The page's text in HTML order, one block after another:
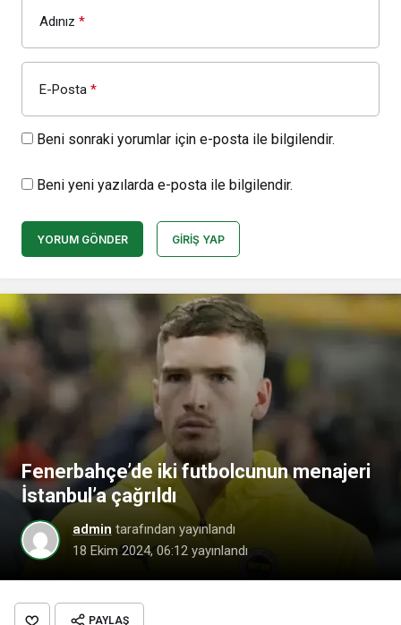
Adınız *
E-Posta *
Beni sonraki yorumlar için e-posta ile bilgilendir.
Beni yeni yazılarda e-posta ile bilgilendir.
YORUM GÖNDER GIRIŞ YAP
Fenerbahçe’de iki futbolcunun menajeri
İstanbul’a çağrıldı
admin tarafından yayınlandı
18 Ekim 2024, 06:12 yayınlandı
PAYLAŞ